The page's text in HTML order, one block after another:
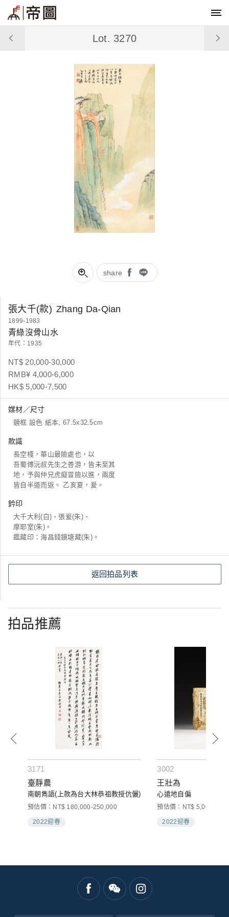
share
Lot. 3270
張大千(款) Zhang Da-Qian
1899-1983
青綠沒骨山水
年代：1935
NT$ 20,000-30,000
RMB¥ 4,000-6,000
HK$ 5,000-7,500
媒材／尺寸
鏡框 設色 紙本, 67.5x32.5cm
款識
長空棧，華山最險處也，以
吾蜀傅沅叔先生之善游，皆未至其
地，予與仲兄虎癡冒險以進，兩度
皆自半道而返。 乙亥夏，爰。
鈐印
大千大利(白)、張爰(朱)、
摩耶室(朱)。
鑑藏印：海昌錢鏡塘藏(朱)。
返回拍品列表
拍品推薦
3171
臺靜農
南朝雋語(上款為台大林恭祖教授伉儷)
預估價：NT$ 180,000-250,000
2022迎春
3002
王壯為
心遠地自偏
預估價：NT$ 5,000-
2022迎春